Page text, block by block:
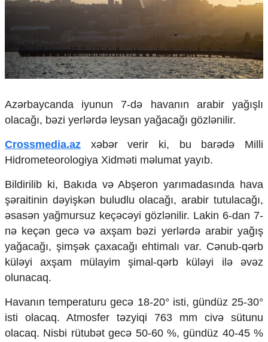
Çarpaz baxış
Siyasi
Geosiyasi
İqtisadi
Sosioloji
Araşdırma
Multimedia
Foto
Video
İnfoqrafika
Podcast
Humanitar
Elm və təhsil
Mədəniyyət
Diaspor
Yüksəliş hekayəsi
Mədəniyyətimizin Zəfəri
Səhiyyə
Ailə və uşaq
Turizm
Azərbaycanda iyunun 7-də havanın arabir yağışlı
olacağı, bəzi yerlərdə leysan yağacağı gözlənilir.
Crossmedia.az xəbər verir ki, bu barədə Milli
Hidrometeorologiya Xidməti məlumat yayıb.
Bildirilib ki, Bakıda və Abşeron yarımadasında hava
şəraitinin dəyişkən buludlu olacağı, arabir tutulacağı,
əsasən yağmursuz keçəcəyi gözlənilir. Lakin 6-dan 7-
nə keçən gecə və axşam bəzi yerlərdə arabir yağış
yağacağı, şimşək çaxacağı ehtimalı var. Cənub-qərb
küləyi axşam mülayim şimal-qərb küləyi ilə əvəz
olunacaq.
Havanın temperaturu gecə 18-20° isti, gündüz 25-30°
isti olacaq. Atmosfer təzyiqi 763 mm civə sütunu
olacaq. Nisbi rütubət gecə 50-60 %, gündüz 40-45 %